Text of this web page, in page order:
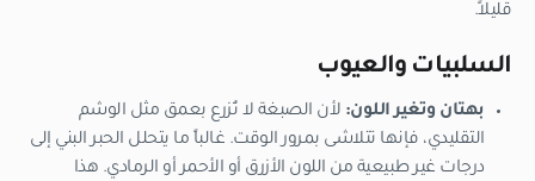
قليلاً.
السلبيات والعيوب
بهتان وتغير اللون: لأن الصبغة لا تُزرع بعمق مثل الوشم
التقليدي، فإنها تتلاشى بمرور الوقت. غالباً ما يتحلل الحبر البني إلى
درجات غير طبيعية من اللون الأزرق أو الأحمر أو الرمادي. هذا